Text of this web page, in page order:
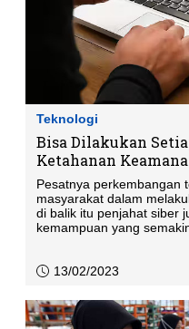
Teknologi
Bisa Dilakukan
Ketahanan
Pesatnya perkembangan
masyarakat dalam
di balik itu penjahat siber
kemampuan yang
13/02/2023